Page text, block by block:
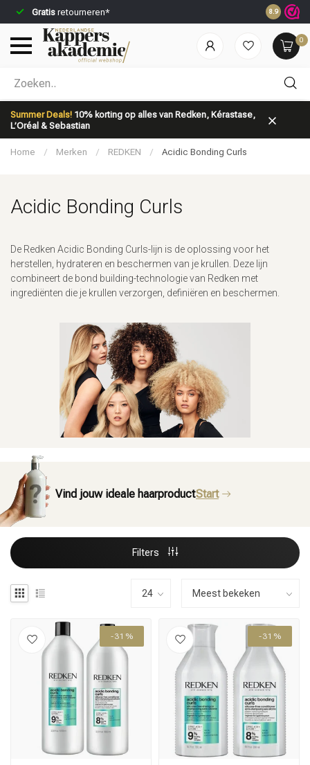
Gratis retourneren* Voor
8.9
0
Summer Deals! 10% korting op alles van Redken, Kérastase,
L’Oréal & Sebastian
Welke categorie ben jij naar op zoek?
Home / Merken / REDKEN / Acidic Bonding Curls
Acidic Bonding Curls
De Redken Acidic Bonding Curls-lijn is de oplossing voor het
herstellen, hydrateren en beschermen van je krullen. Deze lijn
combineert de bond building-technologie van Redken met
ingrediënten die je krullen verzorgen, definiëren en beschermen.
Vind jouw ideale haarproductStart
Filters
-31% -31%